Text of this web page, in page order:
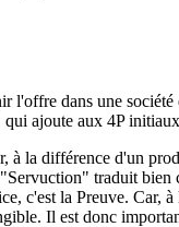
l'offre dans une société
ajoute aux 4P
à la différence d'un
traduit bien
c'est la Preuve. Car,
Il est donc